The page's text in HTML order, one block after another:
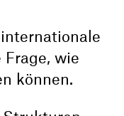
wie
können.